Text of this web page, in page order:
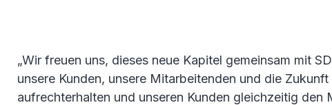
„Wir freuen uns, dieses neue Kapitel gemeinsam mit
unsere Kunden, unsere Mitarbeitenden und die
aufrechterhalten und unseren Kunden gleichzeitig